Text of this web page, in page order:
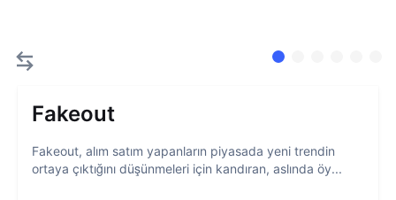
Fakeout
Fakeout, alım satım yapanların piyasada yeni trendin
ortaya çıktığını düşünmeleri için kandıran, aslında öy...